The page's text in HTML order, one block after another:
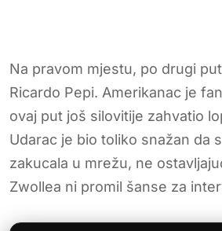
Na pravom mjestu, po drugi
Ricardo Pepi. Amerikanac je
ovaj put još silovitije zahvatio
Udarac je bio toliko snažan da
zakucala u mrežu, ne
Zwollea ni promil šanse za